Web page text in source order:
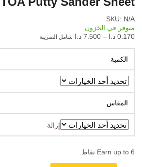
SKU: N/A
متوفر في الخزون
0.170 د.ا –
7.500 د.ا شامل الضريبة
الكمية
المقاس
إزالة
Earn up to 6 نقاط.